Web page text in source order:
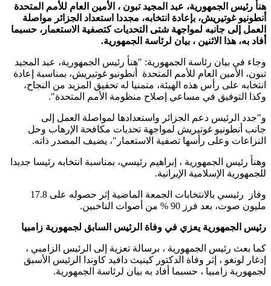
هنأ رئيس الجمهورية، عبد المجيد تبون ، الأمين العام للأمم المتحدة
أنطونيو غوتيريش، بإعادة انتخابه، مجددا استعداد الجزائر مواصلة
العمل إلى جانبه لمواجهة شتى التحديات كتصفية الاستعمار، حسبما
أفاد به، هذا الاثنين ، بيان لرئاسة الجمهورية.
وجاء في بيان رئاسة الجمهورية: "هنأ رئيس الجمهورية، عبد المجيد
تبون، الأمين العام للأمم المتحدة أنطونيو غوتيريش، بمناسبة إعادة
انتخابه على رأس هذه الهيئة، متمنيا له تحقيق المزيد من النجاح،
وكذا التوفيق في مساعي إصلاح منظومة الأمم المتحدة".
و"جدد الرئيس دعم الجزائر واستعدادها لمواصلة العمل إلى
جانب أنطونيو غوتيريش لمواجهة تحديات مكافحة الإرهاب وحل
النزاعات وعلى رأسها تصفية الاستعمار"، يضيف المصدر ذاته.
وهنأ رئيس الجمهورية ، إبراهيم رئيسي، بمناسبة انتخابه رئيسا جديدا
للجمهورية الإسلامية الإيرانية.
وفاز رئيسي بالانتخابات الجمعة الماضية إثر حصوله على 17.8
مليون صوت، بعد فرز 90 % من أصوات الناخبين.
رئيس الجمهورية يعزي في وفاة الرئيس السابق لجمهورية زامبيا
كما بعث رئيس الجمهورية ، برسالة تعزية إلى الرئيس الزامبي ،
إدغار لونغو ، إثر وفاة الدكتور كينيث دافيد كاوندا الرئيس الأسبق
لجمهورية زامبيا ، حسبما أفاد به بيان لرئاسة الجمهورية.